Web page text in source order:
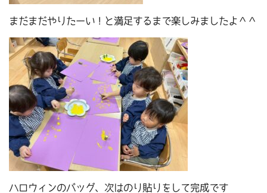
まだまだやりたーい！と満足するまで楽しみましたよ＾＾
ハロウィンのバッグ、次はのり貼りをして完成です